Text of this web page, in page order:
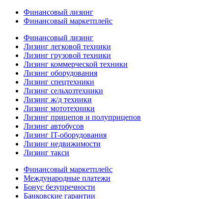
Финансовый лизинг
Финансовый маркетплейс
Финансовый лизинг
Лизинг легковой техники
Лизинг грузовой техники
Лизинг коммерческой техники
Лизинг оборудования
Лизинг спецтехники
Лизинг сельхозтехники
Лизинг ж/д техники
Лизинг мототехники
Лизинг прицепов и полуприцепов
Лизинг автобусов
Лизинг IT-оборудования
Лизинг недвижимости
Лизинг такси
Финансовый маркетплейс
Международные платежи
Бонус безупречности
Банковские гарантии